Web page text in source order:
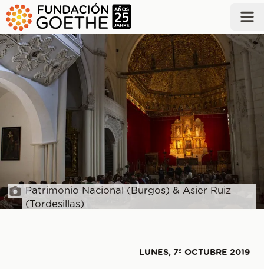
SALTAR AL CONTENIDO PRINCIPAL
Patrimonio Nacional (Burgos) & Asier Ruiz
(Tordesillas)
LUNES, 7º OCTUBRE 2019